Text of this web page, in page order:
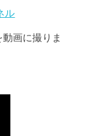
ル
画に撮りま